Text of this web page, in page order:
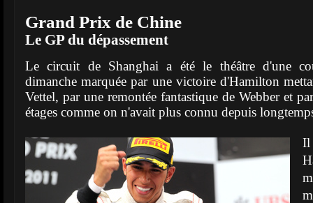
Grand Prix de Chine
Le GP du dépassement
Le circuit de Shanghai a été le théâtre d'une
dimanche marquée par une victoire d'Hamilton
Vettel, par une remontée fantastique de Webber et
étages comme on n'avait plus connu depuis